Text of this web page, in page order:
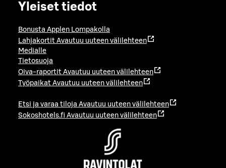
Yleiset tiedot
Bonusta Applen Lompakolla
Lahjakortit Avautuu uuteen välilehteen
Medialle
Tietosuoja
Oiva-raportit Avautuu uuteen välilehteen
Työpaikat Avautuu uuteen välilehteen
Etsi ja varaa tiloja Avautuu uuteen välilehteen
Sokoshotels.fi Avautuu uuteen välilehteen